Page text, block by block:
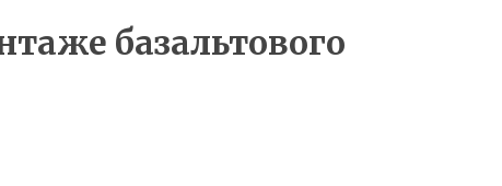
базальтового